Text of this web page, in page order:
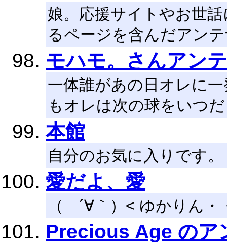
娘。応援サイトやお世
るページを含んだアン
モハモ。さんアン
一体誰があの日オレに
もオレは次の球をいつ
本館
自分のお気に入りです。
愛だよ、愛
（ ´∀｀）< ゆかりん・
Precious Age のア